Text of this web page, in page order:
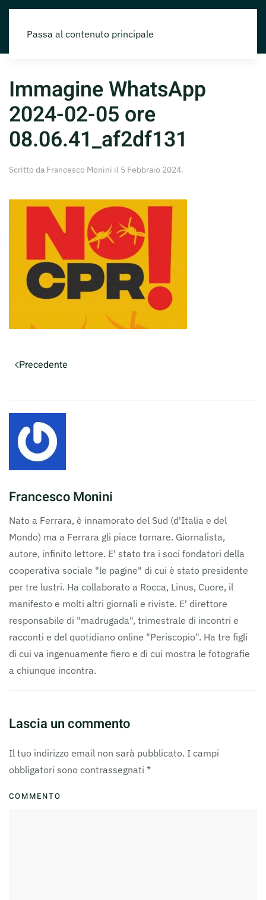
Passa al contenuto principale
Immagine WhatsApp
2024-02-05 ore
08.06.41_af2df131
Scritto da Francesco Monini il 5 Febbraio 2024.
Precedente
Francesco Monini
Nato a Ferrara, è innamorato del Sud (d'Italia e del
Mondo) ma a Ferrara gli piace tornare. Giornalista,
autore, infinito lettore. E' stato tra i soci fondatori della
cooperativa sociale "le pagine" di cui è stato presidente
per tre lustri. Ha collaborato a Rocca, Linus, Cuore, il
manifesto e molti altri giornali e riviste. E' direttore
responsabile di "madrugada", trimestrale di incontri e
racconti e del quotidiano online "Periscopio". Ha tre figli
di cui va ingenuamente fiero e di cui mostra le fotografie
a chiunque incontra.
Lascia un commento
Il tuo indirizzo email non sarà pubblicato. I campi
obbligatori sono contrassegnati *
COMMENTO